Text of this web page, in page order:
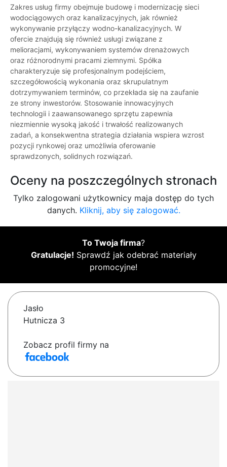
Zakres usług firmy obejmuje budowę i modernizację sieci
wodociągowych oraz kanalizacyjnych, jak również
wykonywanie przyłączy wodno-kanalizacyjnych. W
ofercie znajdują się również usługi związane z
melioracjami, wykonywaniem systemów drenażowych
oraz różnorodnymi pracami ziemnymi. Spółka
charakteryzuje się profesjonalnym podejściem,
szczegółowością wykonania oraz skrupulatnym
dotrzymywaniem terminów, co przekłada się na zaufanie
ze strony inwestorów. Stosowanie innowacyjnych
technologii i zaawansowanego sprzętu zapewnia
niezmiennie wysoką jakość i trwałość realizowanych
zadań, a konsekwentna strategia działania wspiera wzrost
pozycji rynkowej oraz umożliwia oferowanie
sprawdzonych, solidnych rozwiązań.
Oceny na poszczególnych stronach
Tylko zalogowani użytkownicy maja dostęp do tych
danych. Kliknij, aby się zalogować.
To Twoja firma?
Gratulacje! Sprawdź jak odebrać materiały
promocyjne!
Jasło
Hutnicza 3
Zobacz profil firmy na